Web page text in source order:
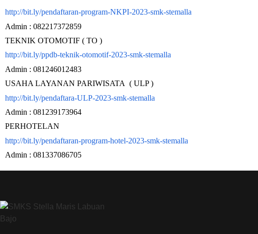
http://bit.ly/pendaftaran-program-NKPI-2023-smk-stemalla
Admin : 082217372859
TEKNIK OTOMOTIF ( TO )
http://bit.ly/ppdb-teknik-otomotif-2023-smk-stemalla
Admin : 081246012483
USAHA LAYANAN PARIWISATA ( ULP )
http://bit.ly/pendaftara-ULP-2023-smk-stemalla
Admin : 081239173964
PERHOTELAN
http://bit.ly/pendaftaran-program-hotel-2023-smk-stemalla
Admin : 081337086705